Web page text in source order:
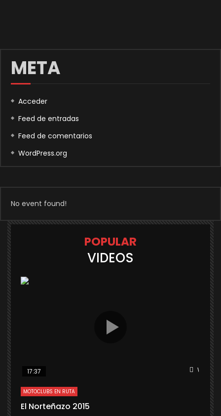
META
Acceder
Feed de entradas
Feed de comentarios
WordPress.org
No event found!
POPULAR
VIDEOS
Watch
17:37
MOTOCLUBS EN RUTA
El Norteñazo 2015